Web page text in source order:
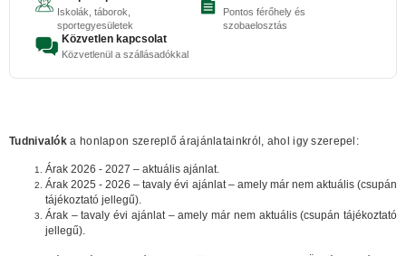
Iskolák, táborok,
sportegyesületek
Pontos férőhely és
szobaelosztás
Közvetlen kapcsolat
Közvetlenül a szállásadókkal
Tudnivalók a honlapon szereplő árajánlatainkról, ahol igy szerepel:
Árak 2026 - 2027 – aktuális ajánlat.
Árak 2025 - 2026 – tavaly évi ajánlat – amely már nem aktuális (csupán
tájékoztató jellegű).
Árak – tavaly évi ajánlat – amely már nem aktuális (csupán tájékoztató
jellegű).